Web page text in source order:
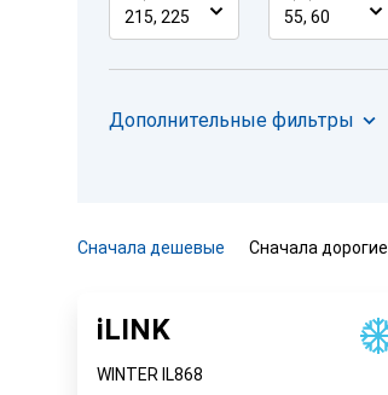
215, 225 55, 60
Дополнительные фильтры
Сначала дешевые Сначала дорогие
iLINK
WINTER IL868